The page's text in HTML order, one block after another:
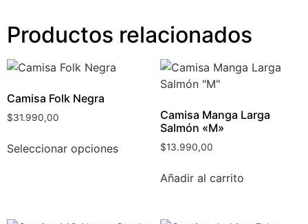
Productos relacionados
Camisa Folk Negra
$31.990,00
Seleccionar opciones
Camisa Manga Larga
Salmón «M»
$13.990,00
Añadir al carrito